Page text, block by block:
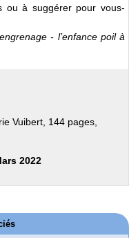
ou à suggérer pour vous-
- l’enfance poil à
Vuibert, 144 pages,
2022